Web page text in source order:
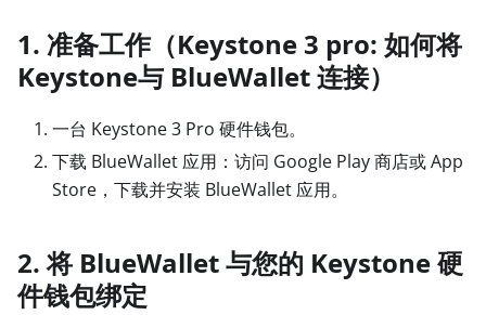
1. 准备工作（Keystone 3 pro: 如何将
Keystone与 BlueWallet 连接）
一台 Keystone 3 Pro 硬件钱包。
下载 BlueWallet 应用：访问 Google Play 商店或 App
Store，下载并安装 BlueWallet 应用。
2. 将 BlueWallet 与您的 Keystone 硬
件钱包绑定